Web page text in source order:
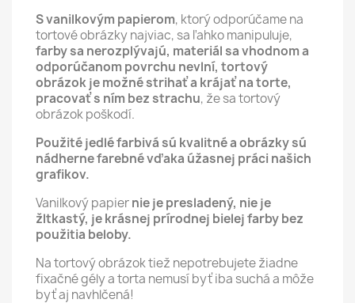
S vanilkovým papierom, ktorý odporúčame na
tortové obrázky najviac, sa ľahko manipuluje,
farby sa nerozplývajú, materiál sa vhodnom a
odporúčanom povrchu nevlní, tortový
obrázok je možné strihať a krájať na torte,
pracovať s ním bez strachu, že sa tortový
obrázok poškodí.
Použité jedlé farbivá sú kvalitné a obrázky sú
nádherne farebné vďaka úžasnej práci našich
grafikov.
Vanilkový papiernie je presladený, nie je
žltkastý, je krásnej prírodnej bielej farby bez
použitia beloby.
Na tortový obrázok tiež nepotrebujete žiadne
fixačné gély a torta nemusí byť iba suchá a môže
byť aj navhlčená!